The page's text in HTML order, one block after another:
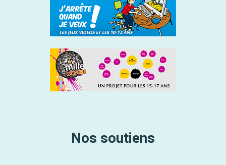
Nos soutiens